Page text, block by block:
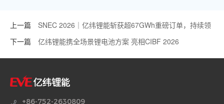
上一篇
SNEC 2026｜亿纬锂能斩获超67GWh重磅订单，持续领
跑储能赛道！
下一篇 亿纬锂能携全场景锂电池方案 亮相CIBF 2026
+86-752-2630809